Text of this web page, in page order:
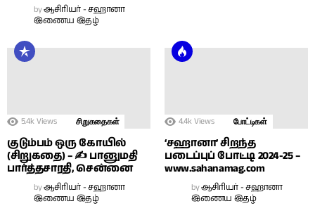
byஆசிரியர் - சஹானா
இணைய இதழ்
5.4k Views சிறுகதைகள்
குடும்பம் ஒரு கோயில்
(சிறுகதை) – ✍ பானுமதி
பார்த்தசாரதி, சென்னை
byஆசிரியர் - சஹானா
இணைய இதழ்
4.4k Views போட்டிகள்
‘சஹானா’ சிறந்த
படைப்புப் போட்டி 2024-25 –
www.sahanamag.com
byஆசிரியர் - சஹானா
இணைய இதழ்